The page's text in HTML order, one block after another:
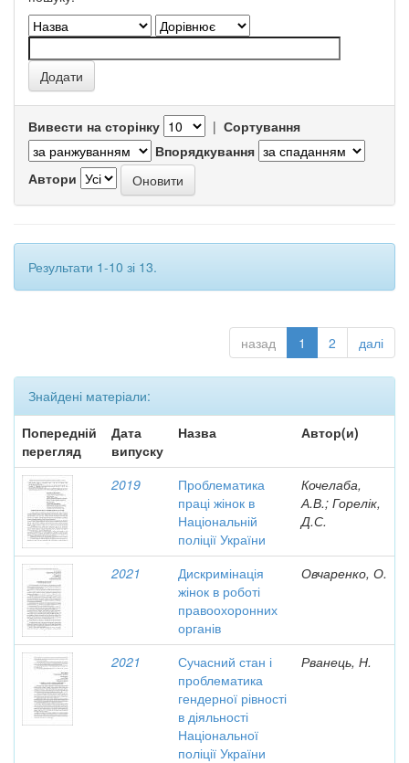
Вивести на сторінку | Сортування
Впорядкування
Автори
Результати 1-10 зі 13.
назад 1 2 далі
Знайдені матеріали:
Попередній
перегляд
Дата
випуску
Назва Автор(и)
2019
Проблематика
праці жінок в
Національній
поліції України
Кочелаба,
А.В.; Горелік,
Д.С.
2021
Дискримінація
жінок в роботі
правоохоронних
органів
Овчаренко, О.
2021
Сучасний стан і
проблематика
гендерної рівності
в діяльності
Національної
поліції України
Рванець, Н.